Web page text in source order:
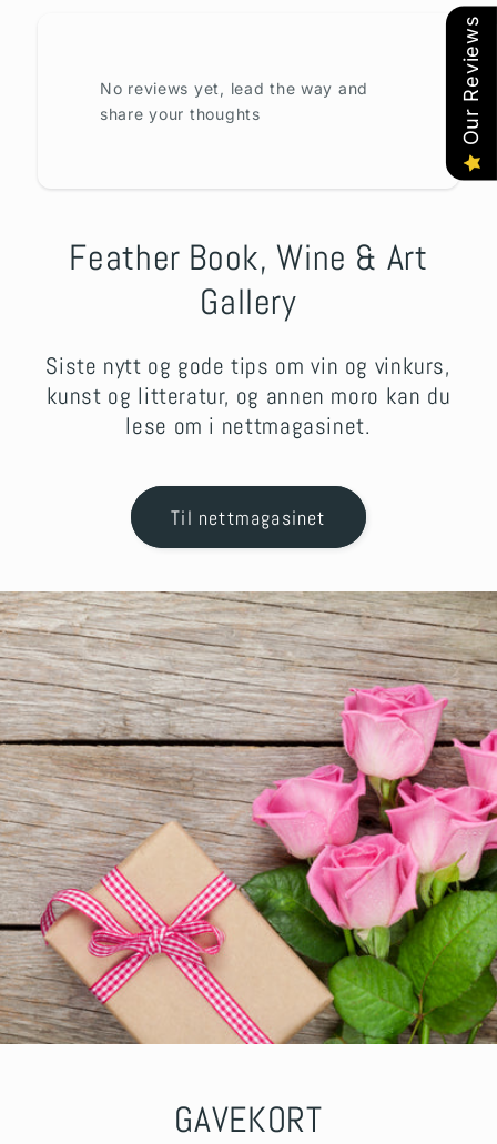
No reviews yet, lead the way and
share your thoughts
Feather Book, Wine & Art
Gallery
Siste nytt og gode tips om vin og vinkurs,
kunst og litteratur, og annen moro kan du
lese om i nettmagasinet.
Til nettmagasinet
GAVEKORT
Our Reviews